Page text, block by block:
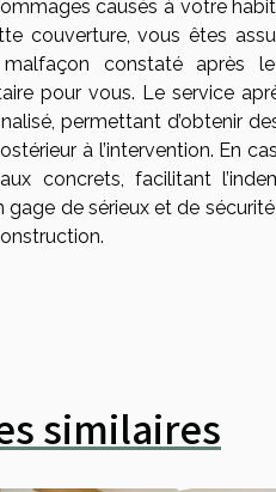
causés à votre
couverture, vous êtes
constaté après
pour vous. Le service
permettant d’obtenir
à l’intervention. En
concrets, facilitant
gage de sérieux et de
similaires